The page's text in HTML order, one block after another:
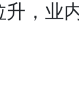
，业